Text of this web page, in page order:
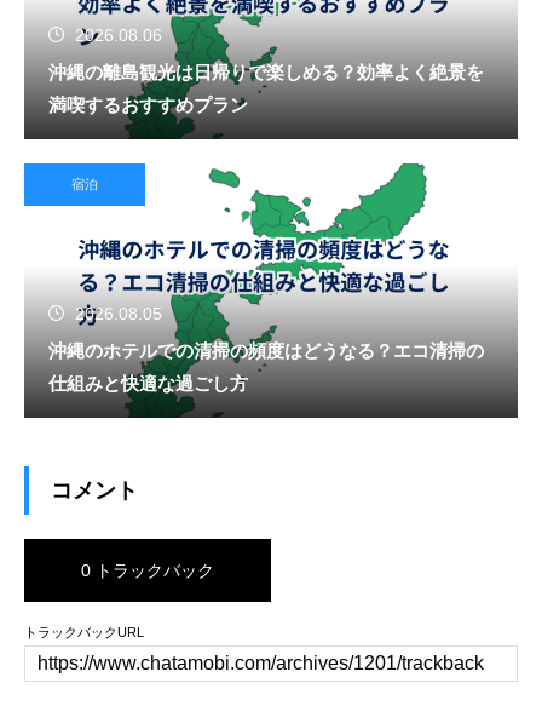
2026.08.06
沖縄の離島観光は日帰りで楽しめる？効率よく絶景を
満喫するおすすめプラン
宿泊
2026.08.05
沖縄のホテルでの清掃の頻度はどうなる？エコ清掃の
仕組みと快適な過ごし方
コメント
0 トラックバック
トラックバックURL